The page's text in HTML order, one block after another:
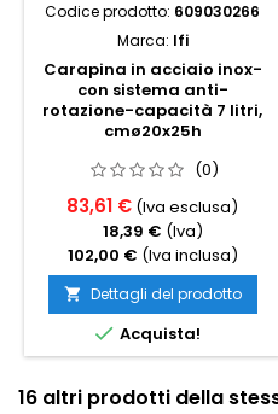
Codice prodotto: 609030266
Marca: Ifi
Carapina in acciaio inox-
con sistema anti-
rotazione-capacità 7 litri,
cmø20x25h
(0)
83,61 € (Iva esclusa)
18,39 € (Iva)
102,00 € (Iva inclusa)
 Dettagli del prodotto
 Acquista!
16 altri prodotti della